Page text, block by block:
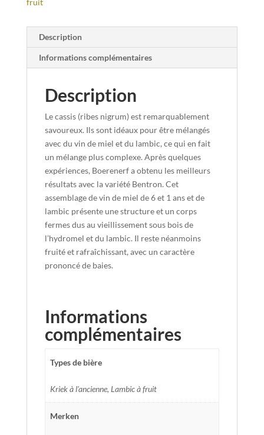
fruit
Description
Informations complémentaires
Description
Le cassis (ribes nigrum) est remarquablement
savoureux. Ils sont idéaux pour être mélangés
avec du vin de miel et du lambic, ce qui en fait
un mélange plus complexe. Après quelques
expériences, Boerenerf a obtenu les meilleurs
résultats avec la variété Bentron. Cet
assemblage de vin de miel de 6 et 1 ans et de
lambic présente une structure et un corps
fermes dus au vieillissement sous bois de
l’hydromel et du lambic. Il reste néanmoins
fruité et rafraîchissant, avec un caractère
prononcé de baies.
Informations
complémentaires
Types de bière
Kriek à l'ancienne, Lambic à fruit
Merken